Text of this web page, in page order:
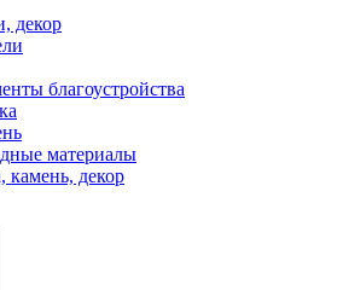
декор
благоустройства
материалы
камень, декор